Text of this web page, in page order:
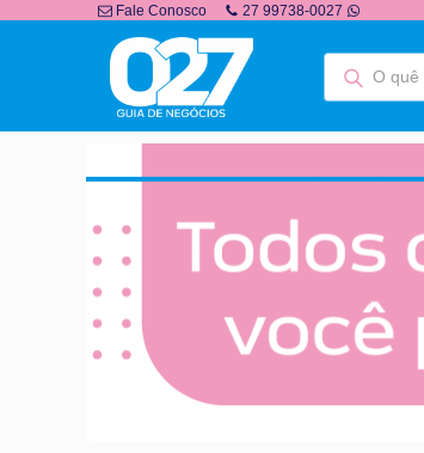
Fale Conosco 27 99738-0027